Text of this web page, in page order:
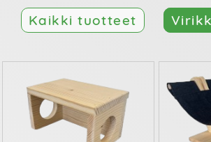
Kaikki tuotteet